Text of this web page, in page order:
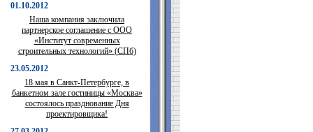
01.10.2012
Наша компания заключила
партнерское соглашение с ООО
«Институт современных
строительных технологий» (СПб)
23.05.2012
18 мая в Санкт-Петербурге, в
банкетном зале гостиницы «Москва»
состоялось празднование Дня
проектировщика!